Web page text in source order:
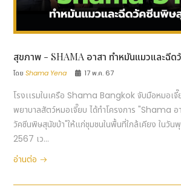
สุขภาพ - SHAMA อาสา ทำหมันแมวและฉี
โดยShama Yena 17 พ.ค. 67
โรงเเรมในเครือ Shama Bangkok จับมือหมอเ
พยาบาลสัตว์หมอเจี๊ยบ ได้ทำโครงการ "Shama
วัคซีนพิษสุนัขบ้า"ให้แก่ชุมชนในพื้นที่ใกล้เคียง ในวั
2567 เว...
อ่านต่อ